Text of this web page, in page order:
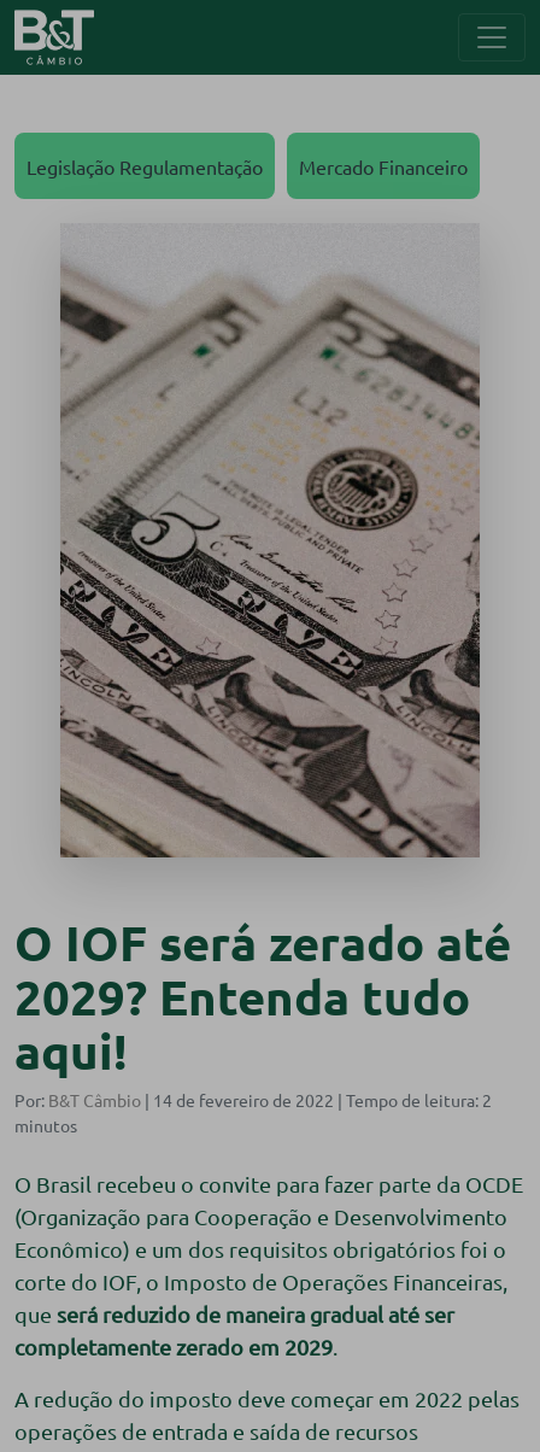
Legislação Regulamentação Mercado Financeiro
O IOF será zerado até
2029? Entenda tudo
aqui!
Por: B&T Câmbio | 14 de fevereiro de 2022 |
O Brasil recebeu o convite para fazer parte da OCDE
(Organização para Cooperação e Desenvolvimento
Econômico) e um dos requisitos obrigatórios foi o
corte do IOF, o Imposto de Operações Financeiras,
que será reduzido de maneira gradual até ser
completamente zerado em 2029
A redução do imposto deve começar em 2022 pelas
operações de entrada e saída de recursos